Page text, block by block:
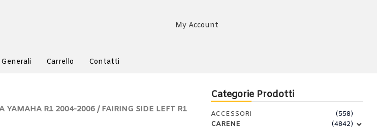
My Account
Carrello Contatti
YAMAHA R1 2004-2006 / FAIRING SIDE LEFT R1
Categorie Prodotti
ACCESSORI
(558)
CARENE
(4842)